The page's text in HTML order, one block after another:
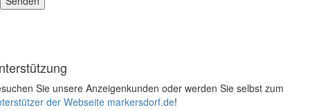
Sie unsere Anzeigenkunden oder werden Sie selbst zum
der Webseite markersdorf.de!